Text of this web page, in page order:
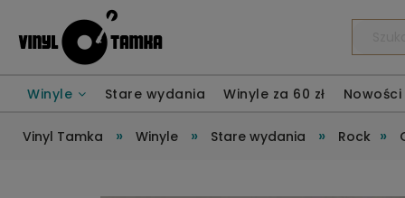
Winyle Stare wydania Winyle za 60 zł Nowości
Vinyl Tamka » Winyle » Stare wydania » Rock »